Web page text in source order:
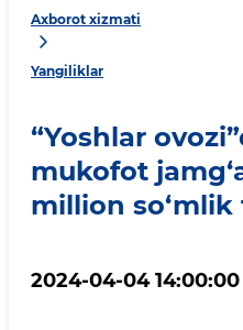
Axborot xizmati
Yangiliklar
“Yoshlar
mukofot
million
2024-04-04 14:00:00